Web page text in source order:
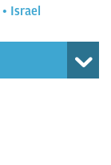
Israel